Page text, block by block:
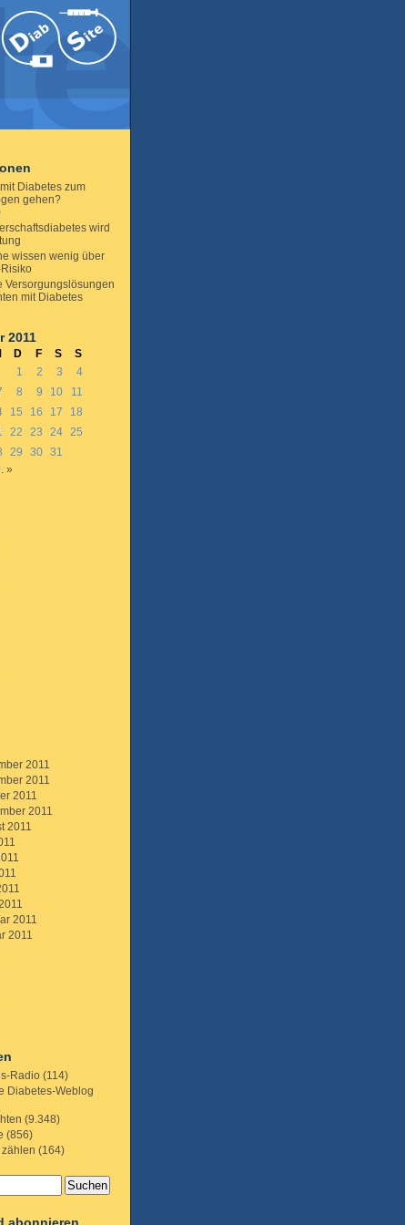
Diabetes zum
gehen?
wird
wissen wenig über
Versorgungslösungen
mit Diabetes
2011
D F S
S
1
2 3
4
8 9 10
11
15 16 17
18
22 23 24 25
29 30 31
»
2011
2011
2011
2011
2011
2011
2011
Radio (114)
Diabetes-Weblog
(9.348)
(856)
(164)